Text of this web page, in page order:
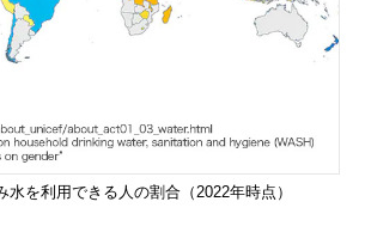
を利用できる人の割合（2022年時点）